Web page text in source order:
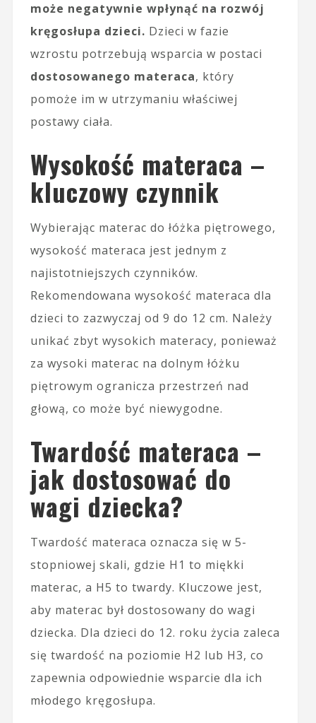
może negatywnie wpłynąć na rozwój
kręgosłupa dzieci. Dzieci w fazie
wzrostu potrzebują wsparcia w postaci
dostosowanego materaca, który
pomoże im w utrzymaniu właściwej
postawy ciała.
Wysokość materaca –
kluczowy czynnik
Wybierając materac do łóżka piętrowego,
wysokość materaca jest jednym z
najistotniejszych czynników.
Rekomendowana wysokość materaca dla
dzieci to zazwyczaj od 9 do 12 cm. Należy
unikać zbyt wysokich materacy, ponieważ
za wysoki materac na dolnym łóżku
piętrowym ogranicza przestrzeń nad
głową, co może być niewygodne.
Twardość materaca –
jak dostosować do
wagi dziecka?
Twardość materaca oznacza się w 5-
stopniowej skali, gdzie H1 to miękki
materac, a H5 to twardy. Kluczowe jest,
aby materac był dostosowany do wagi
dziecka. Dla dzieci do 12. roku życia zaleca
się twardość na poziomie H2 lub H3, co
zapewnia odpowiednie wsparcie dla ich
młodego kręgosłupa.